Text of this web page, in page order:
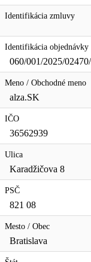
Identifikácia zmluvy
Identifikácia objednávky
060/001/2025/
Meno / Obchodné meno
alza.SK
IČO
36562939
Ulica
Karadžičova 8
PSČ
821 08
Mesto / Obec
Bratislava